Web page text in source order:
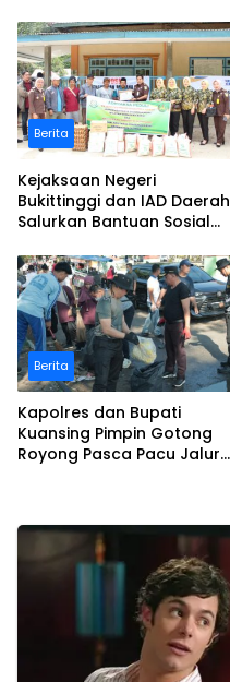
Berita
Kejaksaan Negeri
Bukittinggi dan IAD Daerah
Salurkan Bantuan Sosial
Longsor
Berita
Kapolres dan Bupati
Kuansing Pimpin Gotong
Royong Pasca Pacu Jalur